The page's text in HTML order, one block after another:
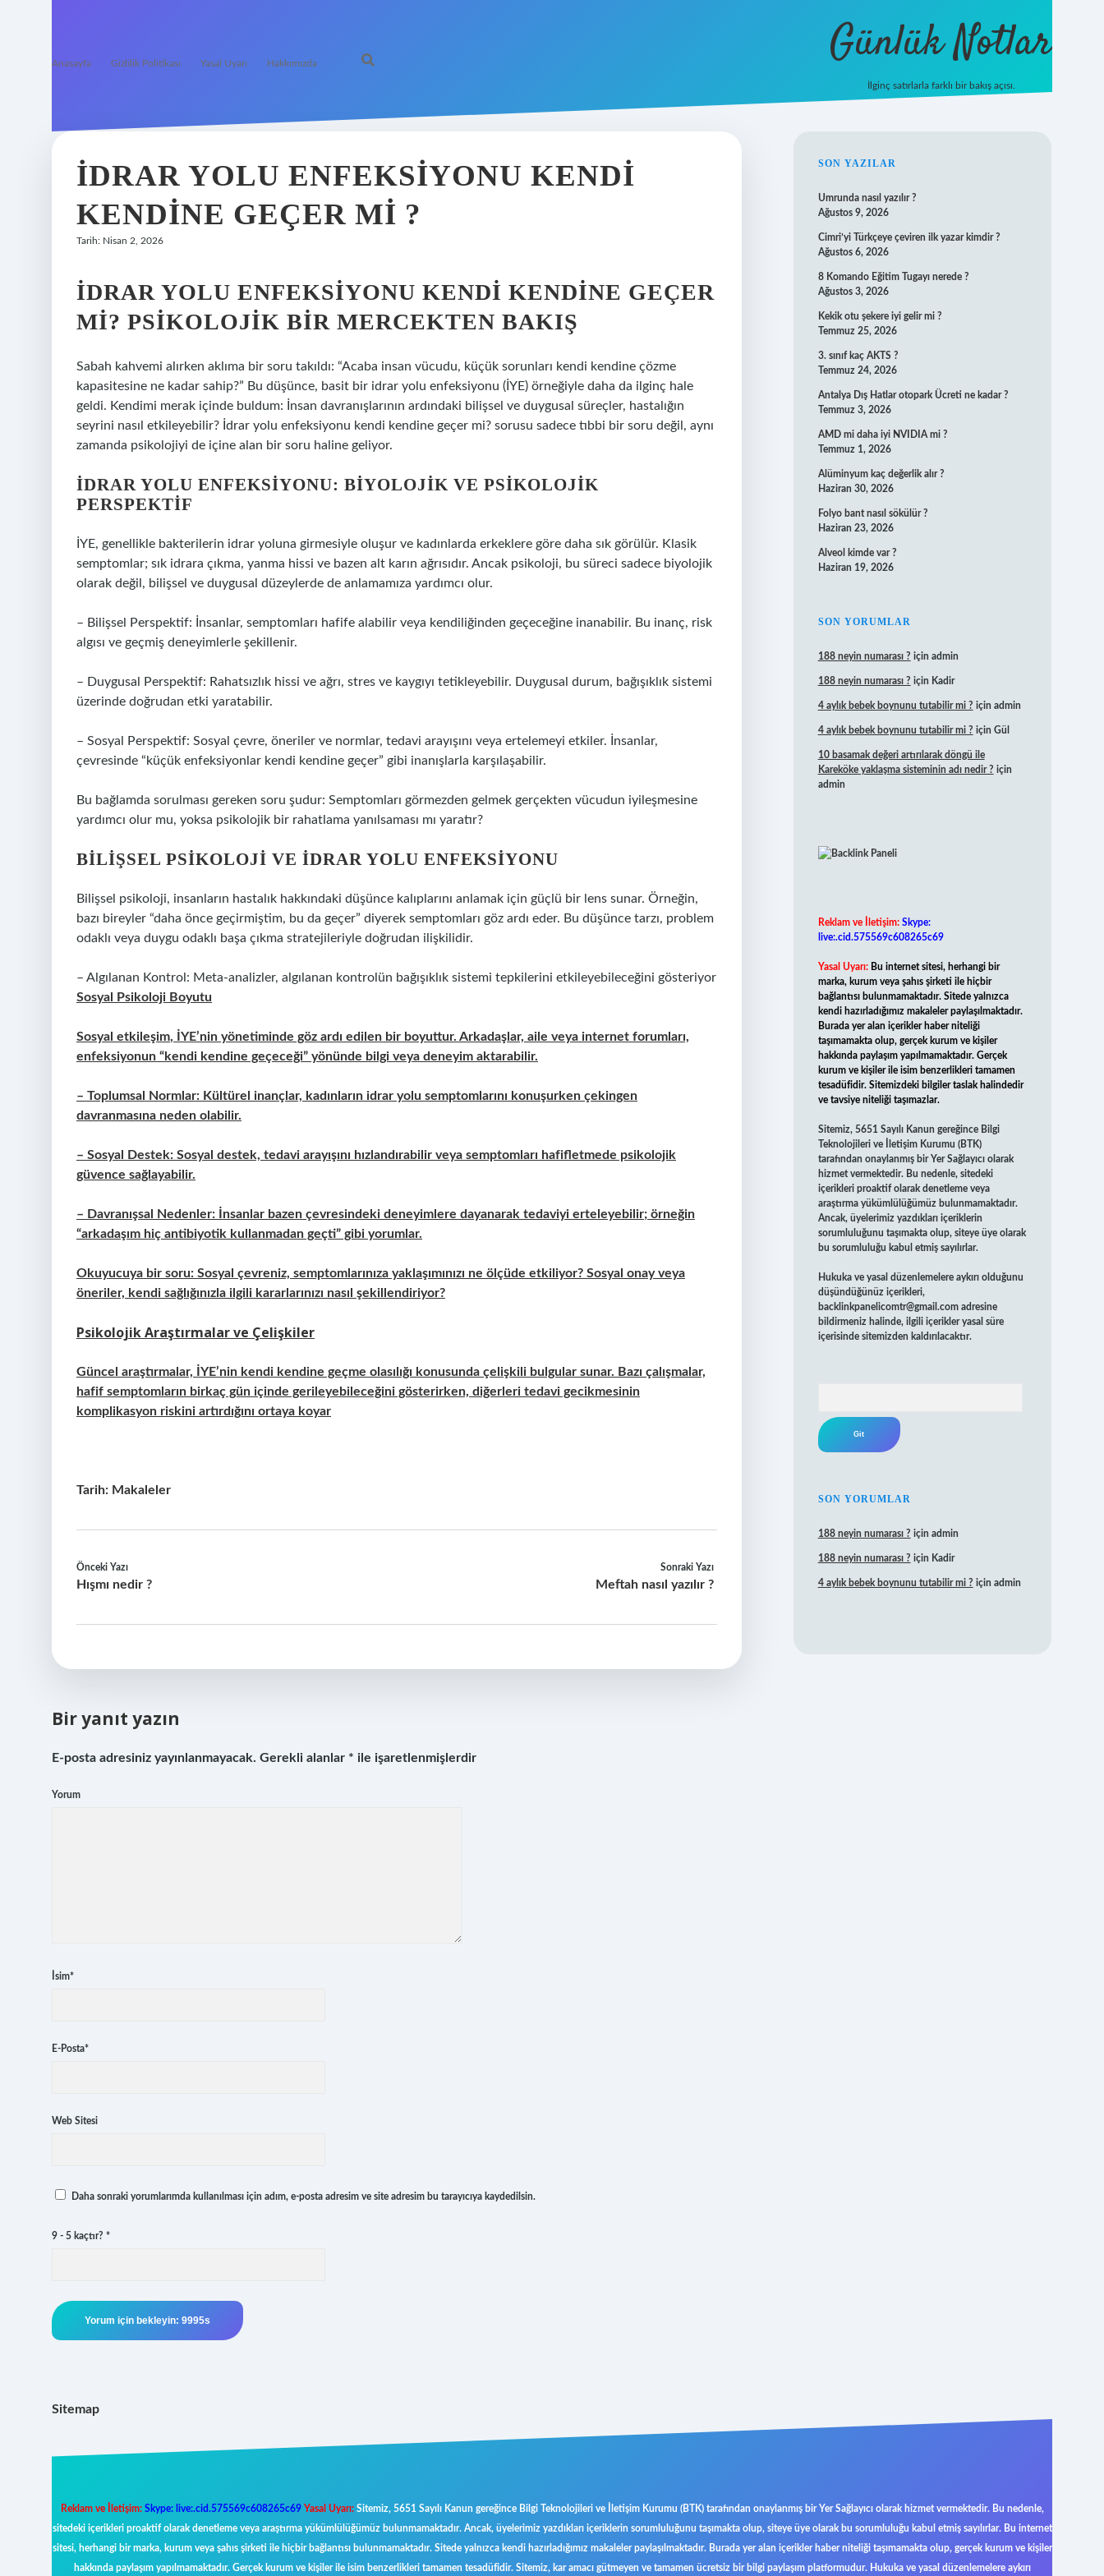
Anasayfa Gizlilik Politikası Yasal Uyarı Hakkımızda Günlük Notlar
İlginç satırlarla farklı bir bakış açısı.
İDRAR YOLU ENFEKSIYONU KENDI
KENDINE GEÇER MI ?
Tarih: Nisan 2, 2026
İDRAR YOLU ENFEKSIYONU KENDI KENDINE GEÇER
MI? PSIKOLOJIK BIR MERCEKTEN BAKIŞ
Sabah kahvemi alırken aklıma bir soru takıldı: “Acaba insan vücudu, küçük sorunları kendi kendine çözme
kapasitesine ne kadar sahip?” Bu düşünce, basit bir idrar yolu enfeksiyonu (İYE) örneğiyle daha da ilginç hale
geldi. Kendimi merak içinde buldum: İnsan davranışlarının ardındaki bilişsel ve duygusal süreçler, hastalığın
seyrini nasıl etkileyebilir? İdrar yolu enfeksiyonu kendi kendine geçer mi? sorusu sadece tıbbi bir soru değil, aynı
zamanda psikolojiyi de içine alan bir soru haline geliyor.
İDRAR YOLU ENFEKSIYONU: BIYOLOJIK VE PSIKOLOJIK
PERSPEKTIF
İYE, genellikle bakterilerin idrar yoluna girmesiyle oluşur ve kadınlarda erkeklere göre daha sık görülür. Klasik
semptomlar; sık idrara çıkma, yanma hissi ve bazen alt karın ağrısıdır. Ancak psikoloji, bu süreci sadece biyolojik
olarak değil, bilişsel ve duygusal düzeylerde de anlamamıza yardımcı olur.
– Bilişsel Perspektif: İnsanlar, semptomları hafife alabilir veya kendiliğinden geçeceğine inanabilir. Bu inanç, risk
algısı ve geçmiş deneyimlerle şekillenir.
– Duygusal Perspektif: Rahatsızlık hissi ve ağrı, stres ve kaygıyı tetikleyebilir. Duygusal durum, bağışıklık sistemi
üzerinde doğrudan etki yaratabilir.
– Sosyal Perspektif: Sosyal çevre, öneriler ve normlar, tedavi arayışını veya ertelemeyi etkiler. İnsanlar,
çevresinde “küçük enfeksiyonlar kendi kendine geçer” gibi inanışlarla karşılaşabilir.
Bu bağlamda sorulması gereken soru şudur: Semptomları görmezden gelmek gerçekten vücudun iyileşmesine
yardımcı olur mu, yoksa psikolojik bir rahatlama yanılsaması mı yaratır?
BILIŞSEL PSIKOLOJI VE İDRAR YOLU ENFEKSIYONU
Bilişsel psikoloji, insanların hastalık hakkındaki düşünce kalıplarını anlamak için güçlü bir lens sunar. Örneğin,
bazı bireyler “daha önce geçirmiştim, bu da geçer” diyerek semptomları göz ardı eder. Bu düşünce tarzı, problem
odaklı veya duygu odaklı başa çıkma stratejileriyle doğrudan ilişkilidir.
– Algılanan Kontrol: Meta-analizler, algılanan kontrolün bağışıklık sistemi tepkilerini etkileyebileceğini gösteriyor
Sosyal Psikoloji Boyutu
Sosyal etkileşim, İYE’nin yönetiminde göz ardı edilen bir boyuttur. Arkadaşlar, aile veya internet forumları,
enfeksiyonun “kendi kendine geçeceği” yönünde bilgi veya deneyim aktarabilir.
– Toplumsal Normlar: Kültürel inançlar, kadınların idrar yolu semptomlarını konuşurken çekingen
davranmasına neden olabilir.
– Sosyal Destek: Sosyal destek, tedavi arayışını hızlandırabilir veya semptomları hafifletmede psikolojik
güvence sağlayabilir.
– Davranışsal Nedenler: İnsanlar bazen çevresindeki deneyimlere dayanarak tedaviyi erteleyebilir; örneğin
“arkadaşım hiç antibiyotik kullanmadan geçti” gibi yorumlar.
Okuyucuya bir soru: Sosyal çevreniz, semptomlarınıza yaklaşımınızı ne ölçüde etkiliyor? Sosyal onay veya
öneriler, kendi sağlığınızla ilgili kararlarınızı nasıl şekillendiriyor?
Psikolojik Araştırmalar ve Çelişkiler
Güncel araştırmalar, İYE’nin kendi kendine geçme olasılığı konusunda çelişkili bulgular sunar. Bazı çalışmalar,
hafif semptomların birkaç gün içinde gerileyebileceğini gösterirken, diğerleri tedavi gecikmesinin
komplikasyon riskini artırdığını ortaya koyar
Tarih: Makaleler
Önceki Yazı
Hışmı nedir ?
Sonraki Yazı
Meftah nasıl yazılır ?
Bir yanıt yazın
E-posta adresiniz yayınlanmayacak. Gerekli alanlar * ile işaretlenmişlerdir
Yorum
İsim*
E-Posta*
Web Sitesi
Daha sonraki yorumlarımda kullanılması için adım, e-posta adresim ve site adresim bu tarayıcıya kaydedilsin.
9 - 5 kaçtır? *
Sitemap
SIDEBAR
SON YAZILAR
Umrunda nasıl yazılır ?
Ağustos 9, 2026
Cimri’yi Türkçeye çeviren ilk yazar kimdir ?
Ağustos 6, 2026
8 Komando Eğitim Tugayı nerede ?
Ağustos 3, 2026
Kekik otu şekere iyi gelir mi ?
Temmuz 25, 2026
3. sınıf kaç AKTS ?
Temmuz 24, 2026
Antalya Dış Hatlar otopark Ücreti ne kadar ?
Temmuz 3, 2026
AMD mi daha iyi NVIDIA mi ?
Temmuz 1, 2026
Alüminyum kaç değerlik alır ?
Haziran 30, 2026
Folyo bant nasıl sökülür ?
Haziran 23, 2026
Alveol kimde var ?
Haziran 19, 2026
SON YORUMLAR
188 neyin numarası ? için admin
188 neyin numarası ? için Kadir
4 aylık bebek boynunu tutabilir mi ? için admin
4 aylık bebek boynunu tutabilir mi ? için Gül
10 basamak değeri artırılarak döngü ile
Kareköke yaklaşma sisteminin adı nedir ? için
admin
Reklam ve İletişim: Skype:
live:.cid.575569c608265c69
Yasal Uyarı: Bu internet sitesi, herhangi bir
marka, kurum veya şahıs şirketi ile hiçbir
bağlantısı bulunmamaktadır. Sitede yalnızca
kendi hazırladığımız makaleler paylaşılmaktadır.
Burada yer alan içerikler haber niteliği
taşımamakta olup, gerçek kurum ve kişiler
hakkında paylaşım yapılmamaktadır. Gerçek
kurum ve kişiler ile isim benzerlikleri tamamen
tesadüfidir. Sitemizdeki bilgiler taslak halindedir
ve tavsiye niteliği taşımazlar.
Sitemiz, 5651 Sayılı Kanun gereğince Bilgi
Teknolojileri ve İletişim Kurumu (BTK)
tarafından onaylanmış bir Yer Sağlayıcı olarak
hizmet vermektedir. Bu nedenle, sitedeki
içerikleri proaktif olarak denetleme veya
araştırma yükümlülüğümüz bulunmamaktadır.
Ancak, üyelerimiz yazdıkları içeriklerin
sorumluluğunu taşımakta olup, siteye üye olarak
bu sorumluluğu kabul etmiş sayılırlar.
Hukuka ve yasal düzenlemelere aykırı olduğunu
düşündüğünüz içerikleri,
backlinkpanelicomtr@gmail.comadresine
bildirmeniz halinde, ilgili içerikler yasal süre
içerisinde sitemizden kaldırılacaktır.
SON YORUMLAR
188 neyin numarası ? için admin
188 neyin numarası ? için Kadir
4 aylık bebek boynunu tutabilir mi ? için admin
Reklam ve İletişim: Skype: live:.cid.575569c608265c69 Yasal Uyarı:Sitemiz, 5651 Sayılı Kanun gereğince Bilgi Teknolojileri ve İletişim Kurumu (BTK) tarafından onaylanmış bir Yer Sağlayıcı olarak hizmet vermektedir. Bu nedenle,
sitedeki içerikleri proaktif olarak denetleme veya araştırma yükümlülüğümüz bulunmamaktadır. Ancak, üyelerimiz yazdıkları içeriklerin sorumluluğunu taşımakta olup, siteye üye olarak bu sorumluluğu kabul etmiş sayılırlar. Bu internet
sitesi, herhangi bir marka, kurum veya şahıs şirketi ile hiçbir bağlantısı bulunmamaktadır. Sitede yalnızca kendi hazırladığımız makaleler paylaşılmaktadır. Burada yer alan içerikler haber niteliği taşımamakta olup, gerçek kurum ve kişiler
hakkında paylaşım yapılmamaktadır. Gerçek kurum ve kişiler ile isim benzerlikleri tamamen tesadüfidir. Sitemiz, kar amacı gütmeyen ve tamamen ücretsiz bir bilgi paylaşım platformudur. Hukuka ve yasal düzenlemelere aykırı